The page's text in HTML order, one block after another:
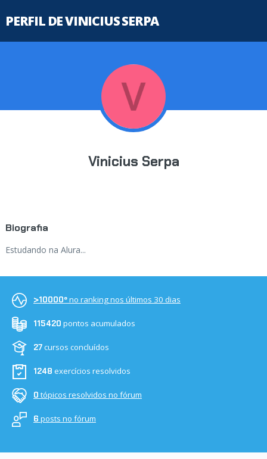
PERFIL DE VINICIUS SERPA
Vinicius Serpa
Biografia
Estudando na Alura...
>10000ºno ranking nos últimos 30 dias
115420 pontos acumulados
27cursos concluídos
1248 exercícios resolvidos
0 tópicos resolvidos no fórum
6 posts no fórum